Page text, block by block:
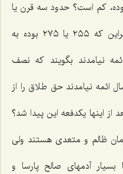
کم است؟ حدود سه قرن یا
حداقل بیش از دو قرن و نیم، بنابراین که ٢٥٥ یا ٢٧٥ بوده به
سالائمه نیامدند بگویند که نصف
را باید به زنت بدهی! ٢٧٥ سال ائمه نیامدند حق طلاق را از
اینها یکدفعه این پیدا شد؟
ظالم و متعدی هستند ولی
بسیار آدمهای صالح پارسا و